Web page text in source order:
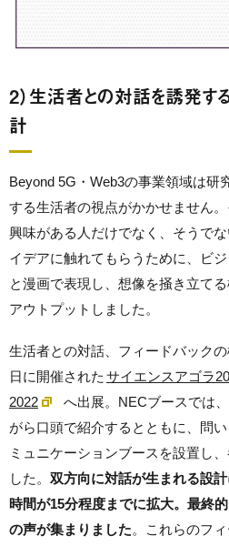
2）生活者との対話を誘発す
計
Beyond 5G・Web3の事業領域は研
する生活者の視点がかかせません
興味がある人だけでなく、そうで
イデアに触れてもらうために、ビ
と漫画で表現し、想像を掻き立て
アウトプットしました。
生活者との対話、フィードバック
日に開催された サイエンスアゴラ
2022
へ出展。NECブースでは
がら口頭で紹介するとともに、問
ミュニケーションブースを設置し
した。 双方向に対話が生まれる設
時間が15分程度までに拡大。最終
の声が集まりました。これらのフ